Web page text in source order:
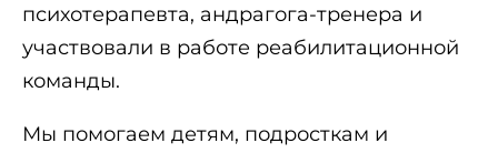
психотерапевта, андрагога-тренера и
участвовали в работе реабилитационной
команды.
Мы помогаем детям, подросткам и